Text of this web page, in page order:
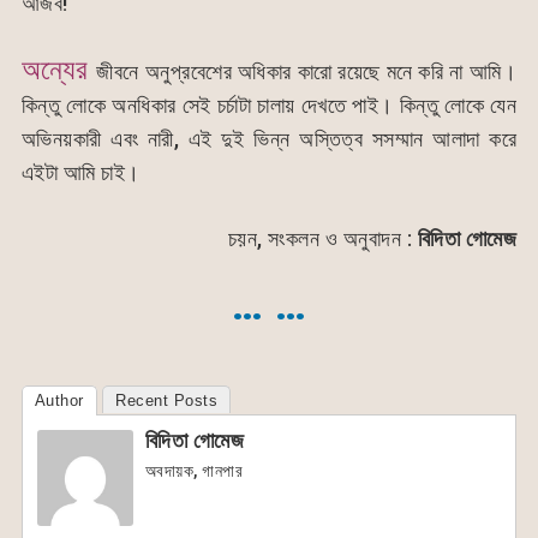
অন্যেরজীবনে অনুপ্রবেশের অধিকার কারো রয়েছে মনে করি না আমি।
কিন্তু লোকে অনধিকার সেই চর্চাটা চালায় দেখতে পাই। কিন্তু লোকে যেন
অভিনয়কারী এবং নারী, এই দুই ভিন্ন অস্তিত্ব সসম্মান আলাদা করে
এইটা আমি চাই।
চয়ন, সংকলন ও অনুবাদন : বিদিতা গোমেজ
… …
Author Recent Posts
বিদিতা গোমেজ
অবদায়ক, গানপার